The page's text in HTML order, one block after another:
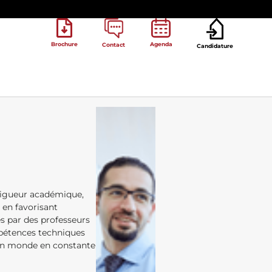
Brochure Contact Agenda Candidature
académique,
favorisant
par des professeurs
techniques
monde en constante